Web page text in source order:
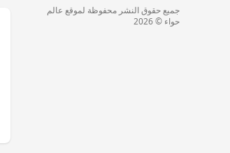
جميع حقوق النشر محفوظة لموقع عالم
حواء © 2026